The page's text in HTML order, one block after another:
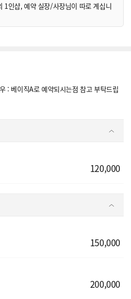
1인샵, 예약 실장/사장님이 따로 계십니
: 베이직A로 예약되시는점 참고 부탁드립
120,000
150,000
200,000